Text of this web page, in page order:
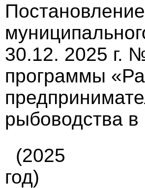
30.12. 2025 г.
программы
рыбоводства
(2025
год)